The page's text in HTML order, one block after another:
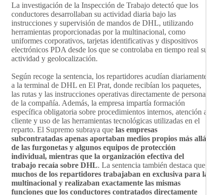
La investigación de la Inspección de Trabajo detectó que los
conductores desarrollaban su actividad diaria bajo las
instrucciones y supervisión de mandos de DHL, utilizando
herramientas proporcionadas por la multinacional, como
uniformes corporativos, tarjetas identificativas y dispositivos
electrónicos PDA desde los que se controlaba en tiempo real su
actividad y geolocalización.
Según recoge la sentencia, los repartidores acudían diariamente
a la terminal de DHL en El Prat, donde recibían los paquetes,
las rutas y las instrucciones operativas directamente de personal
de la compañía. Además, la empresa impartía formación
específica obligatoria sobre procedimientos internos, atención al
cliente y uso de las herramientas tecnológicas utilizadas en el
reparto. El Supremo subraya que las empresas
subcontratadas apenas aportaban medios propios más allá
de las furgonetas y algunos equipos de protección
individual, mientras que la organización efectiva del
trabajo recaía sobre DHL. La sentencia también destaca que
muchos de los repartidores trabajaban en exclusiva para la
multinacional y realizaban exactamente las mismas
funciones que los conductores contratados directamente